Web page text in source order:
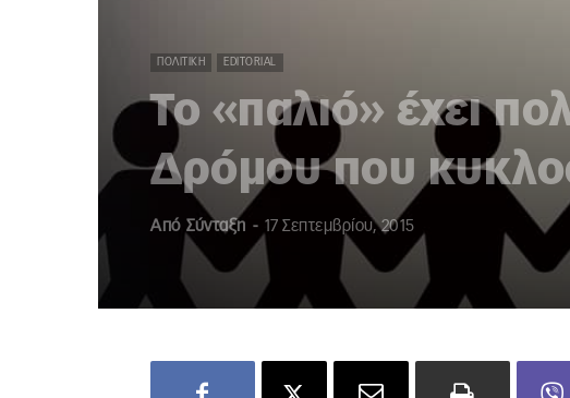
ΠΟΛΙΤΙΚΉ EDITORIAL
Το «παλιό» έχει
Δρόμου που
Από Σύνταξη - 17 Σεπτεμβρίου, 2015